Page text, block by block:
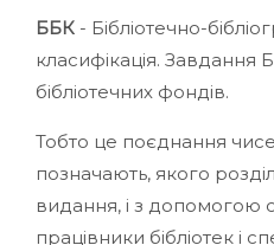
ББК - Бібліотечно-
класифікація. Завдання
бібліотечних фондів.
Тобто це поєднання
позначають, якого
видання, і з допомогою
працівники бібліотек і